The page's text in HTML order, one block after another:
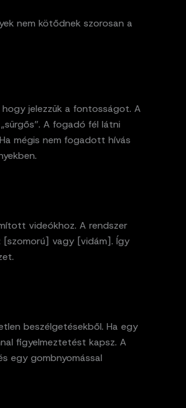
nem kötődnek szorosan a
jelezzük a fontosságot. A
A fogadó fél látni
mégis nem fogadott hívás
videókhoz. A rendszer
[szomorú] vagy [vidám]. Így
beszélgetésekből. Ha egy
figyelmeztetést kapsz. A
egy gombnyomással